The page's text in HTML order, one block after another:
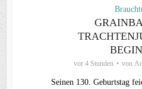
vor 4 Stunden von
Seinen 130. Geburtstag